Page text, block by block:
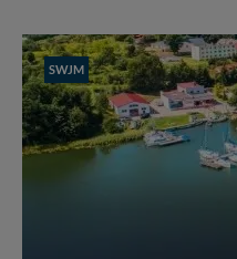
SWJM